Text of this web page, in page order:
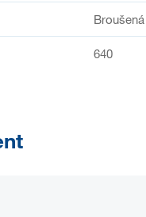
Broušená
640